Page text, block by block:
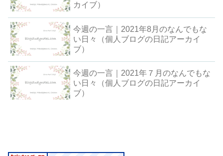
カイブ）
今週の一言｜2021年8月のなんでもな
い日々（個人ブログの日記アーカイ
ブ）
今週の一言｜2021年７月のなんでもな
い日々（個人ブログの日記アーカイ
ブ）